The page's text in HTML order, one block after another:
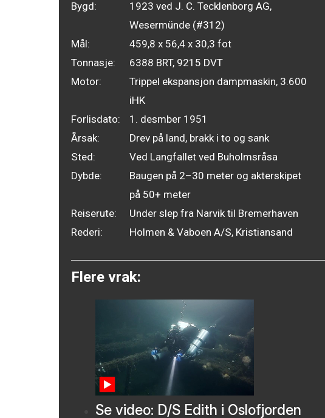
Bygd:
1923 ved J. C. Tecklenborg AG,
Wesermünde (#312)
Mål:
459,8 x 56,4 x 30,3 fot
Tonnasje:
6388 BRT, 9215 DVT
Motor:
Trippel ekspansjon dampmaskin, 3.600
iHK
Forlisdato:
1. desmber 1951
Årsak:
Drev på land, brakk i to og sank
Sted:
Ved Langfallet ved Buholmsråsa
Dybde:
Baugen på 2–30 meter og akterskipet
på 50+ meter
Reiserute:
Under slep fra Narvik til Bremerhaven
Rederi:
Holmen & Vaboen A/S, Kristiansand
Flere vrak:
Se video: D/S Edith i Oslofjorden